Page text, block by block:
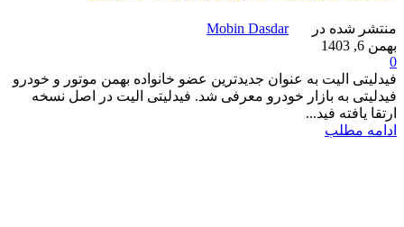
منتشر شده در
Mobin Dasdar
بهمن 6, 1403
0
فیدلیتی الیت به عنوان جدیدترین عضو خانواده بهمن موتور و خودرو
فیدلیتی به بازار خودرو معرفی شد. فیدلیتی الیت در اصل نسخه
ارتقا یافته فید...
ادامه مطلب